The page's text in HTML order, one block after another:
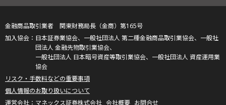
金融商品取引業者 関東財務局長（金商）第165号
日本証券業協会、一般社団法人 第二種金融商品取引業協会、一般社
団法人 金融先物取引業協会、
一般社団法人 日本暗号資産等取引業協会、一般社団法人 資産運用業
協会
リスク・手数料などの重要事項
個人情報のお取り扱いについて
マネックス証券株式会社 会社概要 お問合せ